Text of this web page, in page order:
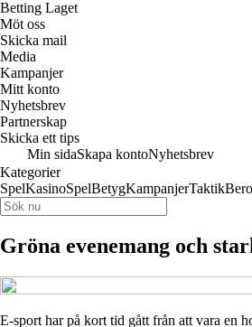
Betting Laget
Möt oss
Skicka mail
Media
Kampanjer
Mitt konto
Nyhetsbrev
Partnerskap
Skicka ett tips
Min sidaSkapa kontoNyhetsbrev
Kategorier
SpelKasinoSpelBetygKampanjerTaktik
Gröna evenemang och
E‑sport har på kort tid gått från att vara en